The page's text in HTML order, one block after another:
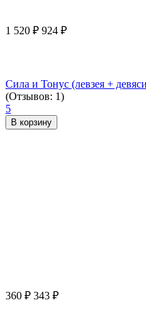
1 520 ₽ 924 ₽
Сила и Тонус (левзея +
(Отзывов: 1)
5
В корзину
360 ₽ 343 ₽